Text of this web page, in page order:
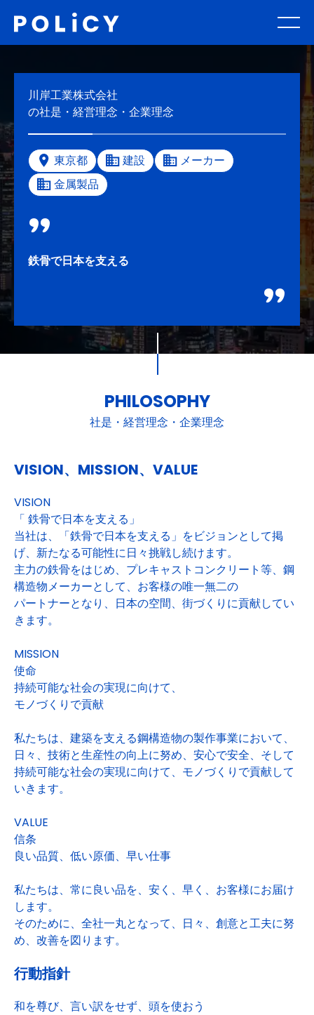
川岸工業株式会社
の社是・経営理念・企業理念
東京都 建設
メーカー
金属製品
鉄骨で日本を支える
PHILOSOPHY
社是・経営理念・企業理念
VISION、MISSION、VALUE
VISION
「 鉄骨で日本を支える」
当社は、「鉄骨で日本を支える」をビジョンとして掲
げ、新たなる可能性に日々挑戦し続けます。
主力の鉄骨をはじめ、プレキャストコンクリート等、鋼
構造物メーカーとして、お客様の唯一無二の
パートナーとなり、日本の空間、街づくりに貢献してい
きます。
MISSION
使命
持続可能な社会の実現に向けて、
モノづくりで貢献
私たちは、建築を支える鋼構造物の製作事業において、
日々、技術と生産性の向上に努め、安心で安全、そして
持続可能な社会の実現に向けて、モノづくりで貢献して
いきます。
VALUE
信条
良い品質、低い原価、早い仕事
私たちは、常に良い品を、安く、早く、お客様にお届け
します。
そのために、全社一丸となって、日々、創意と工夫に努
め、改善を図ります。
行動指針
和を尊び、言い訳をせず、頭を使おう